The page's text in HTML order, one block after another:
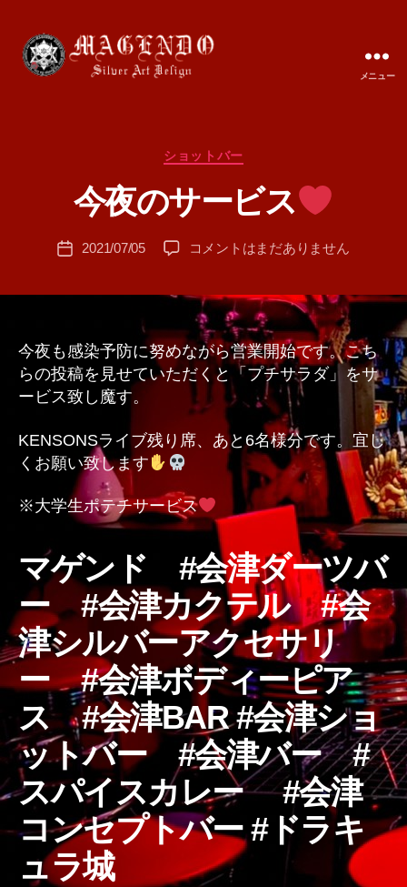
メニュー
カ
ショットバー
今夜のサービス
作
成
者
T
A
投
2021/07/05
今
サ
ー
ビ
ス
へ
コメントはまだありません
今夜も感染予防に努めながら営業開始です。こち
らの投稿を見せていただくと「プチサラダ」をサ
ービス致し魔す。
KENSONSライブ残り席、あと6名様分です。宜し
くお願い致します
※大学生ポテチサービス
マゲンド #会津ダーツバ
ー #会津カクテル #会
津シルバーアクセサリ
ー #会津ボディーピア
ス #会津BAR #会津ショ
ットバー #会津バー #
スパイスカレー #会津
コンセプトバー #ドラキ
ュラ城